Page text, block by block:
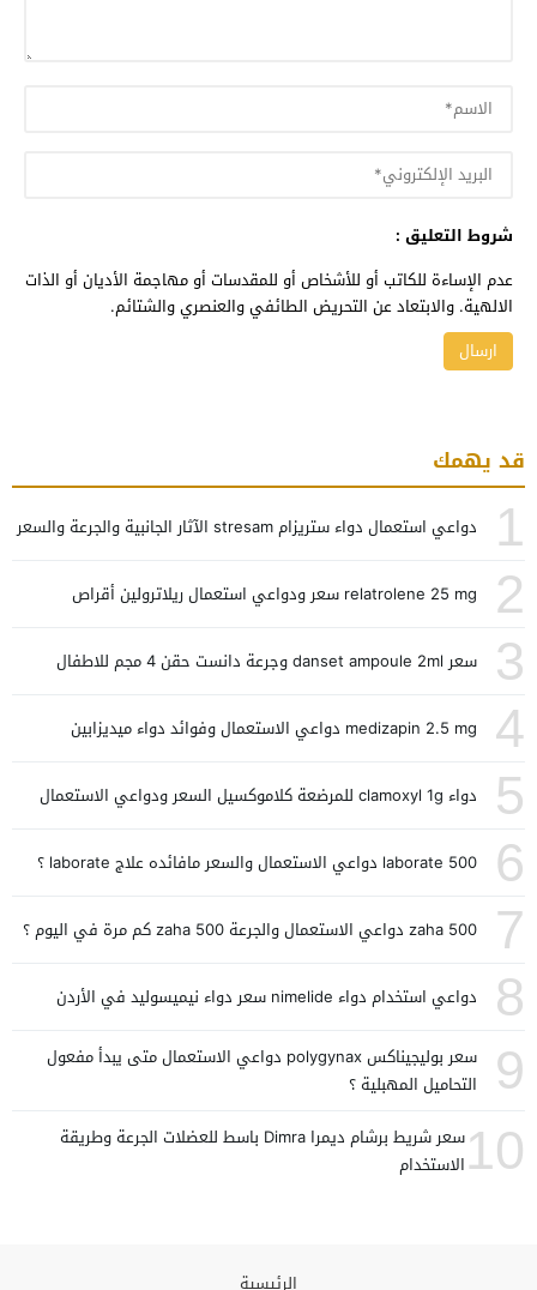
شروط التعليق :
عدم الإساءة للكاتب أو للأشخاص أو للمقدسات أو مهاجمة الأديان أو الذات
الالهية. والابتعاد عن التحريض الطائفي والعنصري والشتائم.
قد يهمك
1 دواعي استعمال دواء ستريزام stresam الآثار الجانبية والجرعة والسعر
2 relatrolene 25 mg سعر ودواعي استعمال ريلاترولين أقراص
3 سعر danset ampoule 2ml وجرعة دانست حقن 4 مجم للاطفال
4 medizapin 2.5 mg دواعي الاستعمال وفوائد دواء ميديزابين
5 دواء clamoxyl 1g للمرضعة كلاموكسيل السعر ودواعي الاستعمال
6 laborate 500 دواعي الاستعمال والسعر مافائده علاج laborate ؟
7 zaha 500 دواعي الاستعمال والجرعة zaha 500 كم مرة في اليوم ؟
8 دواعي استخدام دواء nimelide سعر دواء نيميسوليد في الأردن
9
سعر بوليجيناكس polygynax دواعي الاستعمال متى يبدأ مفعول
التحاميل المهبلية ؟
10
سعر شريط برشام ديمرا Dimra باسط للعضلات الجرعة وطريقة
الاستخدام
الرئيسية